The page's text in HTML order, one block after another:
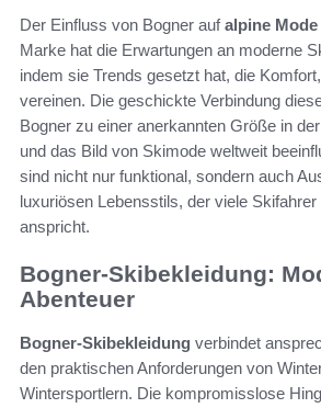
Der Einfluss von Bogner aufalpine Mode
Marke hat die Erwartungen an moderne
indem sie Trends gesetzt hat, die
vereinen. Die geschickte Verbindung
Bogner zu einer anerkannten Größe in
und das Bild von Skimode weltweit
sind nicht nur funktional, sondern auch
luxuriösen Lebensstils, der viele
anspricht.
Bogner-Skibekleidung:
Abenteuer
Bogner-Skibekleidung verbindet
den praktischen Anforderungen von
Wintersportlern. Die kompromisslose